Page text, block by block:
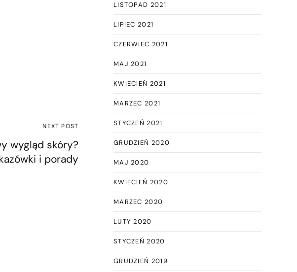
NEXT POST
wygląd skóry?
i porady
LISTOPAD 2021
LIPIEC 2021
CZERWIEC 2021
MAJ 2021
KWIECIEŃ 2021
MARZEC 2021
STYCZEŃ 2021
GRUDZIEŃ 2020
MAJ 2020
KWIECIEŃ 2020
MARZEC 2020
LUTY 2020
STYCZEŃ 2020
GRUDZIEŃ 2019